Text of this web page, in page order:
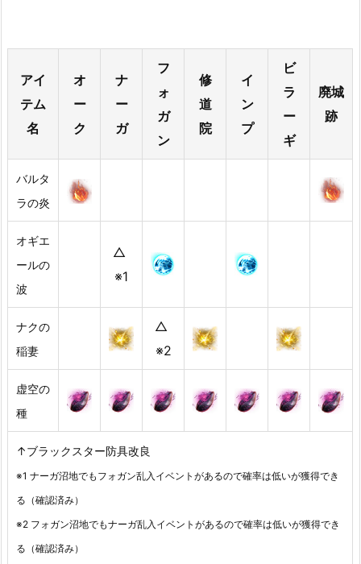
アイ
テム
名
オ
ー
ク
ナ
ー
ガ
フ
ォ
ガ
ン
修
道
院
イ
ン
プ
ビ
ラ
ー
ギ
廃城
跡
バルタ
ラの炎
オギエ
ールの
波
△
※1
ナクの
稲妻
△
※2
虚空の
種
↑ブラックスター防具改良
※1 ナーガ沼地でもフォガン乱入イベントがあるので確率は低いが獲得でき
る（確認済み）
※2 フォガン沼地でもナーガ乱入イベントがあるので確率は低いが獲得でき
る（確認済み）